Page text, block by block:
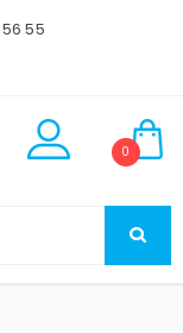
55
0